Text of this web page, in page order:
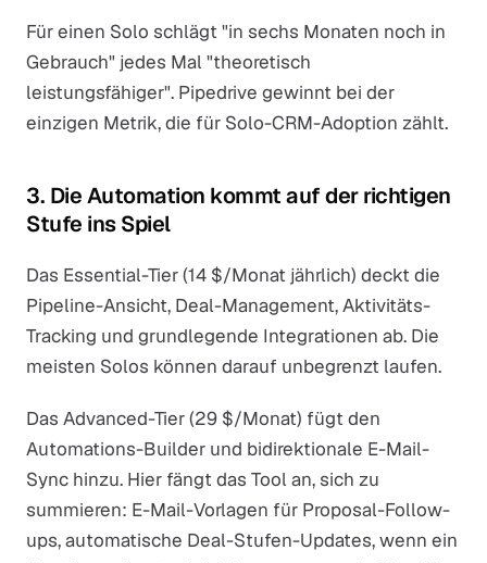
Für einen Solo schlägt "in sechs Monaten noch in
Gebrauch" jedes Mal "theoretisch
leistungsfähiger". Pipedrive gewinnt bei der
einzigen Metrik, die für Solo-CRM-Adoption zählt.
3. Die Automation kommt auf der richtigen
Stufe ins Spiel
Das Essential-Tier (14 $/Monat jährlich) deckt die
Pipeline-Ansicht, Deal-Management, Aktivitäts-
Tracking und grundlegende Integrationen ab. Die
meisten Solos können darauf unbegrenzt laufen.
Das Advanced-Tier (29 $/Monat) fügt den
Automations-Builder und bidirektionale E-Mail-
Sync hinzu. Hier fängt das Tool an, sich zu
summieren: E-Mail-Vorlagen für Proposal-Follow-
ups, automatische Deal-Stufen-Updates, wenn ein